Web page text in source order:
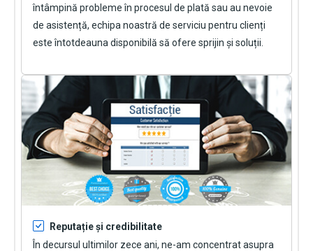
întâmpină probleme în procesul de plată sau au nevoie
de asistență, echipa noastră de serviciu pentru clienți
este întotdeauna disponibilă să ofere sprijin și soluții.
Reputație și credibilitate
În decursul ultimilor zece ani, ne-am concentrat asupra